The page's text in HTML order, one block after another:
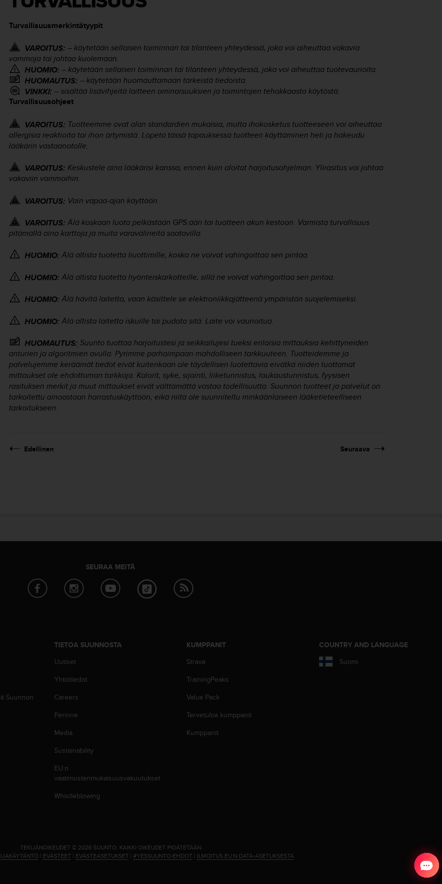
Turvallisuusmerkintätyypit
VAROITUS: – käytetään sellaisen toiminnan tai tilanteen yhteydessä, joka voi aiheuttaa vakavia
vammoja tai johtaa kuolemaan.
HUOMIO: – käytetään sellaisen toiminnan tai tilanteen yhteydessä, joka voi aiheuttaa tuotevaurioita.
HUOMAUTUS: – käytetään huomauttamaan tärkeistä tiedoista.
VINKKI: – sisältää lisävihjeitä laitteen ominaisuuksien ja toimintojen tehokkaasta käytöstä.
Turvallisuusohjeet
VAROITUS: Tuotteemme ovat alan standardien mukaisia, mutta ihokosketus tuotteeseen voi aiheuttaa
allergisia reaktioita tai ihon ärtymistä. Lopeta tässä tapauksessa tuotteen käyttäminen heti ja hakeudu
lääkärin vastaanotolle.
VAROITUS: Keskustele aina lääkärisi kanssa, ennen kuin aloitat harjoitusohjelman. Ylirasitus voi johtaa
vakaviin vammoihin.
VAROITUS: Vain vapaa-ajan käyttöön.
VAROITUS: Älä koskaan luota pelkästään GPS:ään tai tuotteen akun kestoon. Varmista turvallisuus
pitämällä aina karttoja ja muita varavälineitä saatavilla.
HUOMIO: Älä altista tuotetta liuottimille, koska ne voivat vahingoittaa sen pintaa.
HUOMIO: Älä altista tuotetta hyönteiskarkotteille, sillä ne voivat vahingoittaa sen pintaa.
HUOMIO: Älä hävitä laitetta, vaan käsittele se elektroniikkajätteenä ympäristön suojelemiseksi.
HUOMIO: Älä altista laitetta iskuille tai pudota sitä. Laite voi vaurioitua.
HUOMAUTUS: Suunto tuottaa harjoitustesi ja seikkailujesi tueksi erilaisia mittauksia kehittyneiden
anturien ja algoritmien avulla. Pyrimme parhaimpaan mahdolliseen tarkkuuteen. Tuotteidemme ja
palvelujemme keräämät tiedot eivät kuitenkaan ole täydellisen luotettavia eivätkä niiden tuottamat
mittaukset ole ehdottoman tarkkoja. Kalorit, syke, sijainti, liiketunnistus, laukaustunnistus, fyysisen
rasituksen merkit ja muut mittaukset eivät välttämättä vastaa todellisuutta. Suunnon tuotteet ja palvelut on
tarkoitettu ainoastaan harrastuskäyttöön, eikä niitä ole suunniteltu minkäänlaiseen lääketieteelliseen
tarkoitukseen.
Edellinen Seuraava
SEURAA MEITÄ
Suunnon
TIETOA SUUNNOSTA
Uutiset
Yhtiötiedot
Careers
Perinne
Media
Sustainability
EU:n
vaatimustenmukaisuusvakuutukset
Whistleblowing
KUMPPANIT
Strava
TrainingPeaks
Value Pack
Tervetuloa kumppanit
Kumppanit
COUNTRY AND LANGUAGE
Suomi
. TEKIJÄNOIKEUDET © 2026 SUUNTO. KAIKKI OIKEUDET PIDÄTETÄÄN.
| EVÄSTEET | EVÄSTEASETUKSET | #YESSUUNTO-EHDOT | ILMOITUS EU:N DATA-ASETUKSESTA